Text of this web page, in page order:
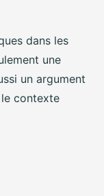
dans les
une
un argument
contexte